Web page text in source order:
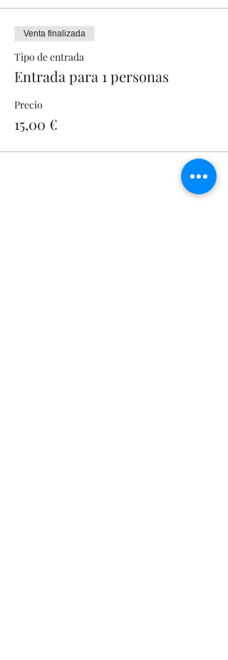
Venta finalizada
Tipo de entrada
Entrada para 1 personas
Precio
15,00 €